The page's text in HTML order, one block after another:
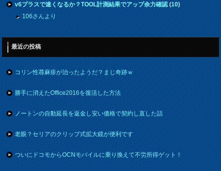
v6プラスで速くなるか？TOOL計測結果でアップ余力確認(10)
106さんより
最近の投稿
コリン性蕁麻疹が治ったようだ？まじ奇跡ｗ
勝手に消えたOffice2016を復活した方法
ノートンの自動延長を返金し安い価格で契約し直した話
老眼？セリアのクリップ式拡大鏡が便利です
ついにドコモからOCNモバイルに乗り換えて不労所得ゲット！